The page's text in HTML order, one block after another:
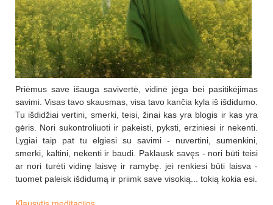
Priėmus save išauga savivertė, vidinė jėga bei pasitikėjimas
savimi. Visas tavo skausmas, visa tavo kančia kyla iš išdidumo.
Tu išdidžiai vertini, smerki, teisi, žinai kas yra blogis ir kas yra
gėris. Nori sukontroliuoti ir pakeisti, pyksti, erziniesi ir nekenti.
Lygiai taip pat tu elgiesi su savimi - nuvertini, sumenkini,
smerki, kaltini, nekenti ir baudi. Paklausk savęs - nori būti teisi
ar nori turėti vidinę laisvę ir ramybę. jei renkiesi būti laisva -
tuomet paleisk išdidumą ir priimk save visokią... tokią kokia esi.